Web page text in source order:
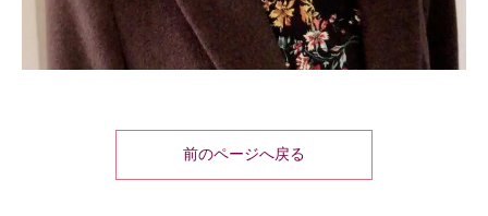
前のページへ戻る